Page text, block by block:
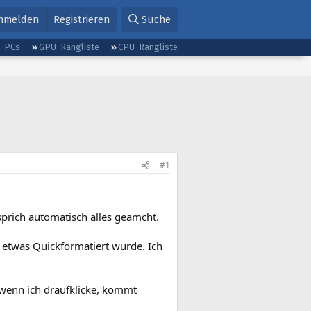
Registrieren Suche
PCs GPU-Rangliste CPU-Rangliste
#1
automatisch alles geamcht.
Quickformatiert wurde. Ich
ich draufklicke, kommt